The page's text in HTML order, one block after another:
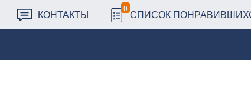
КОНТАКТЫ 0 СПИСОК